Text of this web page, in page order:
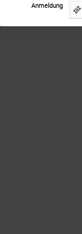
Anmeldung